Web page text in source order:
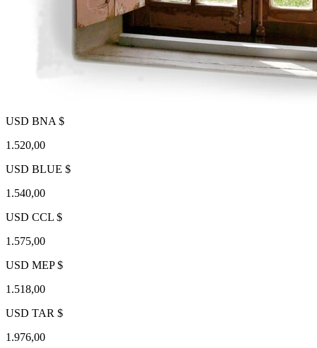
USD BNA $
1.520,00
USD BLUE $
1.540,00
USD CCL $
1.575,00
USD MEP $
1.518,00
USD TAR $
1.976,00